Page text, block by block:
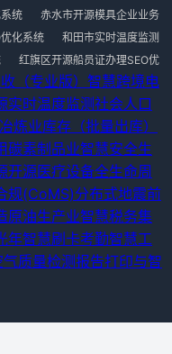
统
赤水市开源模具企业业务
化系统
和田市实时温度监测
红旗区开源船员证办理SEO优
（专业版） 智慧跨境电
实时温度监测社会人口
炼业库存（批量出库）
碳素制品业智慧安全生
开源医疗设备全生命周
规(CoMS)分布式地震前
原油生产业智慧税务集
年智慧刷卡考勤智慧工
质量检测报告打印与智